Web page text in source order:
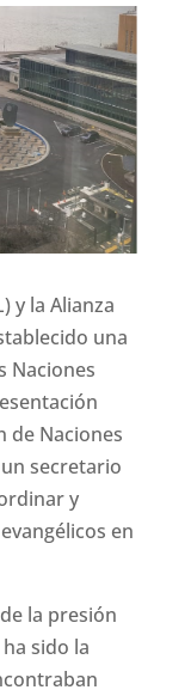
y la Alianza
una
Naciones
de Naciones
secretario
y
en
la presión
sido la